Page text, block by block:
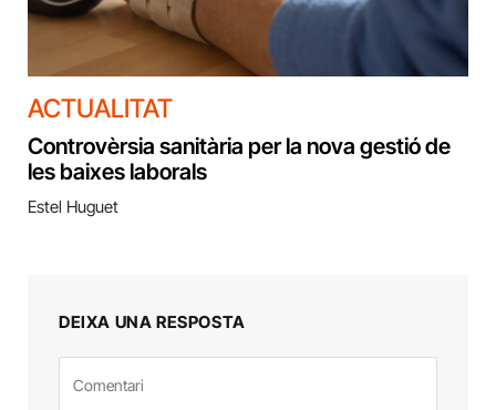
ACTUALITAT
Controvèrsia sanitària per la nova gestió de
les baixes laborals
Estel Huguet
DEIXA UNA RESPOSTA